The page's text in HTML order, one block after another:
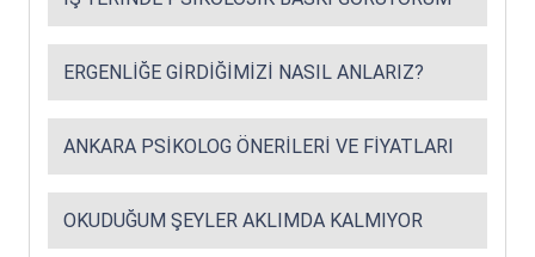
ERGENLIĞE GIRDIĞIMIZI NASIL ANLARIZ?
ANKARA PSIKOLOG ÖNERILERI VE FIYATLARI
OKUDUĞUM ŞEYLER AKLIMDA KALMIYOR